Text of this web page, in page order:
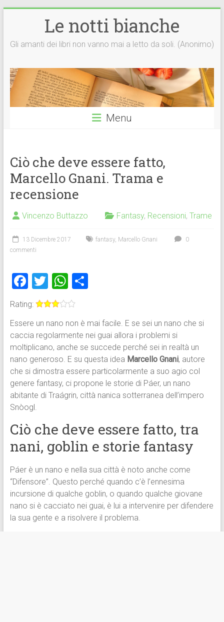
Le notti bianche
Gli amanti dei libri non vanno mai a letto da soli. (Anonimo)
Menu
Ciò che deve essere fatto,
Marcello Gnani. Trama e
recensione
Vincenzo Buttazzo Fantasy, Recensioni, Trame
13 Dicembre 2017 fantasy, Marcello Gnani
0
commenti
F
a
ce
b
o
ok
T
wi
tt
er
W
h
at
s
A
p
p
C
di
vi
di
Rating:
Essere un nano non è mai facile. E se sei un nano che si
caccia regolarmente nei guai allora i problemi si
moltiplicano, anche se succede perché sei in realtà un
nano generoso. E su questa idea Marcello Gnani, autore
che si dimostra essere particolarmente a suo agio col
genere fantasy, ci propone le storie di Páer, un nano
abitante di Traágrin, città nanica sotterranea dell’impero
Snòogl.
Ciò che deve essere fatto, tra
nani, goblin e storie fantasy
Páer è un nano e nella sua città è noto anche come
“Difensore”. Questo perché quando c’è l’ennesima
incursione di qualche goblin, o quando qualche giovane
nano si è cacciato nei guai, è lui a intervenire per difendere
la sua gente e a risolvere il problema.